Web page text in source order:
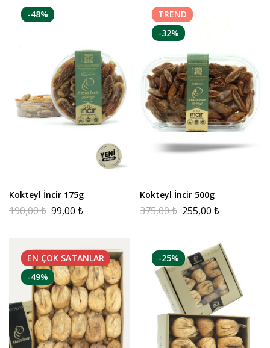
-48%
Kokteyl İncir 175g
190,00₺ 99,00 ₺
TREND
-32%
Kokteyl İncir 500g
375,00₺ 255,00 ₺
EN ÇOK SATANLAR
-49%
-25%